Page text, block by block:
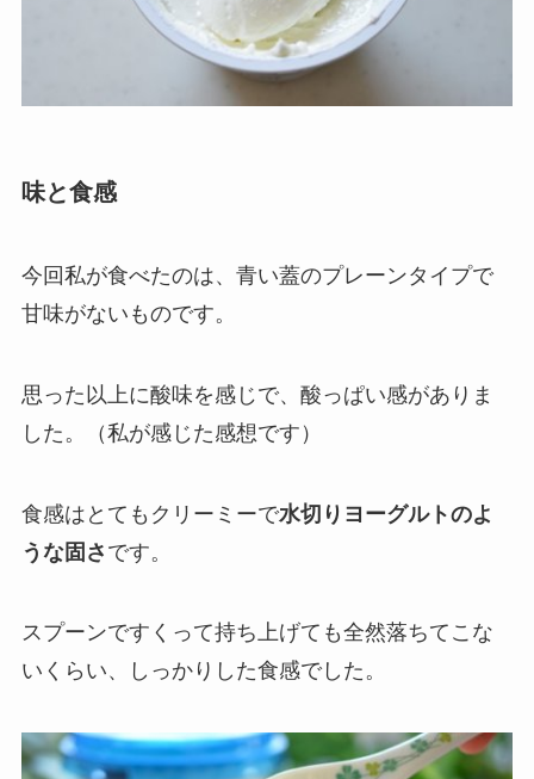
味と食感
今回私が食べたのは、青い蓋のプレーンタイプで
甘味がないものです。
思った以上に酸味を感じで、酸っぱい感がありま
した。（私が感じた感想です）
食感はとてもクリーミーで水切りヨーグルトのよ
うな固さ です。
スプーンですくって持ち上げても全然落ちてこな
いくらい、しっかりした食感でした。